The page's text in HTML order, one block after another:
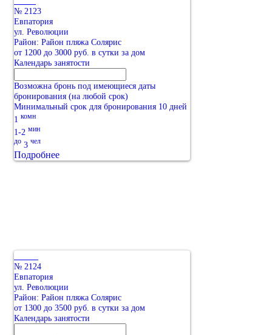
№ 2123
Евпатория
ул. Революции
Район: Район пляжа Солярис
от 1200 до 3000 руб. в сутки за дом
Календарь занятости
Возможна бронь под имеющиеся даты
бронирования (на любой срок)
Минимальный срок для бронирования 10 дней
1 комн
1-2 мин
до 3 чел
Подробнее
№ 2124
Евпатория
ул. Революции
Район: Район пляжа Солярис
от 1300 до 3500 руб. в сутки за дом
Календарь занятости